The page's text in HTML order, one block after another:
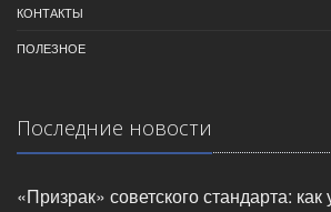
КОНТАКТЫ
ПОЛЕЗНОЕ
Последние новости
«Призрак» советского стандарта: